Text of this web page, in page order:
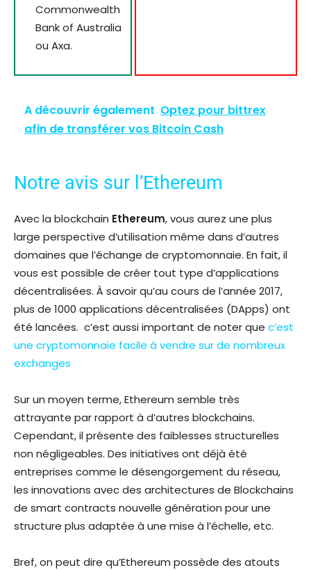
Commonwealth
Bank of Australia
ou Axa.
A découvrir également Optez pour bittrex
afin de transférer vos Bitcoin Cash
Notre avis sur l’Ethereum
Avec la blockchain Ethereum, vous aurez une plus
large perspective d’utilisation même dans d’autres
domaines que l’échange de cryptomonnaie. En fait, il
vous est possible de créer tout type d’applications
décentralisées. À savoir qu’au cours de l’année 2017,
plus de 1000 applications décentralisées (DApps) ont
été lancées. c’est aussi important de noter que c’est
une cryptomonnaie facile à vendre sur de nombreux
exchanges
Sur un moyen terme, Ethereum semble très
attrayante par rapport à d’autres blockchains.
Cependant, il présente des faiblesses structurelles
non négligeables. Des initiatives ont déjà été
entreprises comme le désengorgement du réseau,
les innovations avec des architectures de Blockchains
de smart contracts nouvelle génération pour une
structure plus adaptée à une mise à l’échelle, etc.
Bref, on peut dire qu’Ethereum possède des atouts